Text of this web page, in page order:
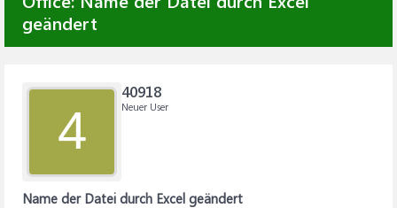
geändert
4
40918
Neuer User
Name der Datei durch Excel geändert